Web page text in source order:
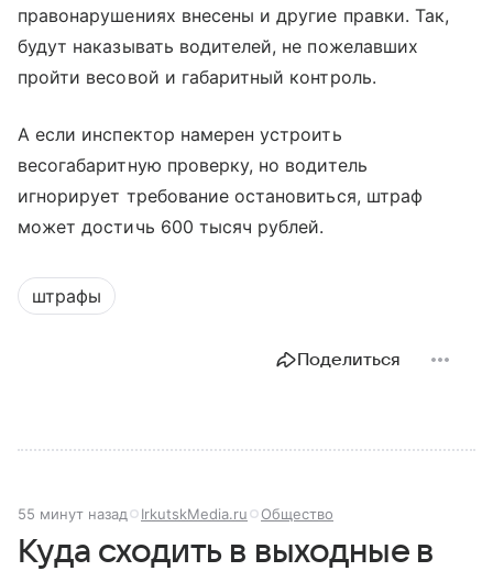
правонарушениях внесены и другие правки. Так,
будут наказывать водителей, не пожелавших
пройти весовой и габаритный контроль.
А если инспектор намерен устроить
весогабаритную проверку, но водитель
игнорирует требование остановиться, штраф
может достичь 600 тысяч рублей.
штрафы
Поделиться
55 минут назад IrkutskMedia.ru Общество
Куда сходить в выходные в